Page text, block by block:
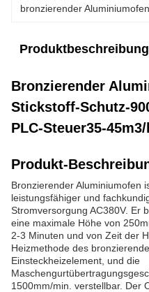
bronzierender
Produktbeschreibung
Bronzierender
Stickstoff-Schutz-
PLC-Steuer35-45m3/
Produkt-
Bronzierender Aluminiumofen
leistungsfähiger und
Stromversorgung AC380V. Er
eine maximale Höhe von
2-3 Minuten und von Zeit der
Heizmethode des
Einsteckheizelement, und die
1500mm/min. verstellbar. Der